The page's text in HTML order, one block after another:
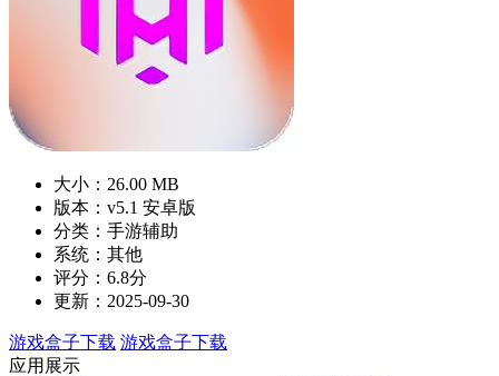
大小：26.00 MB
版本：v5.1 安卓版
分类：手游辅助
系统：其他
评分：6.8分
更新：2025-09-30
游戏盒子下载 游戏盒子下载
应用展示